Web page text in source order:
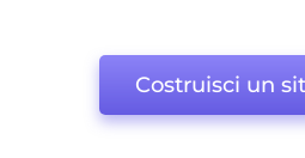
Costruisci un